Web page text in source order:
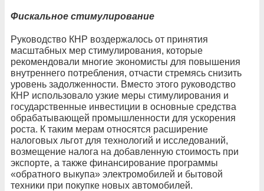
Фискальное стимулирование
Руководство КНР воздержалось от принятия
масштабных мер стимулирования, которые
рекомендовали многие экономисты для повышения
внутреннего потребления, отчасти стремясь снизить
уровень задолженности. Вместо этого руководство
КНР использовало узкие меры стимулирования и
государственные инвестиции в основные средства
обрабатывающей промышленности для ускорения
роста. К таким мерам относятся расширение
налоговых льгот для технологий и исследований,
возмещение налога на добавленную стоимость при
экспорте, а также финансирование программы
«обратного выкупа» электромобилей и бытовой
техники при покупке новых автомобилей.